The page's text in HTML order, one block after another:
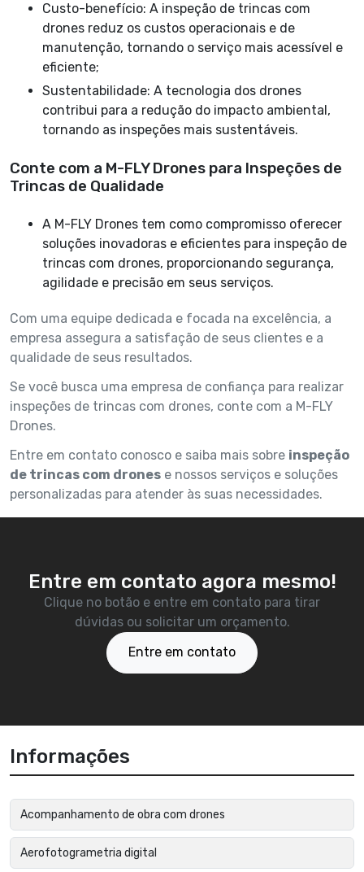
Custo-benefício: A inspeção de trincas com
drones reduz os custos operacionais e de
manutenção, tornando o serviço mais acessível e
eficiente;
Sustentabilidade: A tecnologia dos drones
contribui para a redução do impacto ambiental,
tornando as inspeções mais sustentáveis.
Conte com a M-FLY Drones para Inspeções de
Trincas de Qualidade
A M-FLY Drones tem como compromisso oferecer
soluções inovadoras e eficientes para inspeção de
trincas com drones, proporcionando segurança,
agilidade e precisão em seus serviços.
Com uma equipe dedicada e focada na excelência, a
empresa assegura a satisfação de seus clientes e a
qualidade de seus resultados.
Se você busca uma empresa de confiança para realizar
inspeções de trincas com drones, conte com a M-FLY
Drones.
Entre em contato conosco e saiba mais sobre inspeção
de trincas com drones e nossos serviços e soluções
personalizadas para atender às suas necessidades.
Entre em contato agora mesmo!
Clique no botão e entre em contato para tirar
dúvidas ou solicitar um orçamento.
Entre em contato
Informações
Acompanhamento de obra com drones
Aerofotogrametria digital